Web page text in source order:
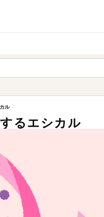
に条件を指定しなくても検
ル
るエシカル